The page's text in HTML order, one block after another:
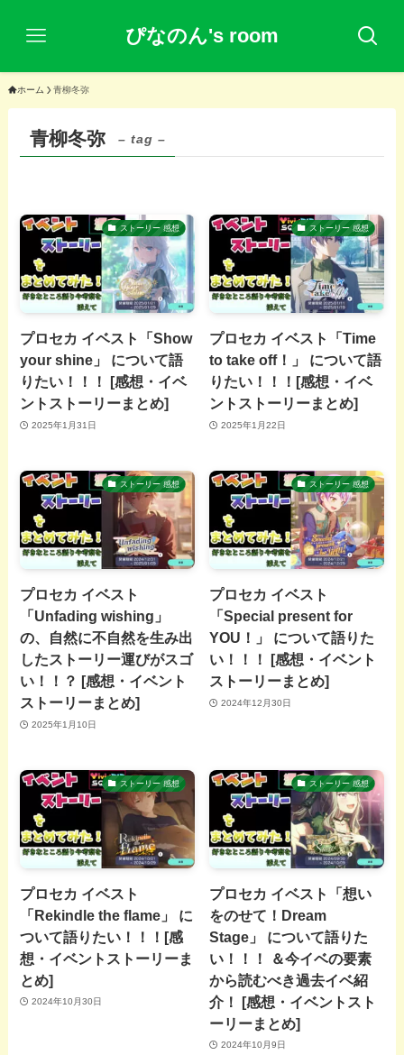
ぴなのん's room
ホーム 青柳冬弥
青柳冬弥 – tag –
ストーリー 感想
プロセカ イベスト「Show
your shine」 について語
りたい！！！ [感想・イベ
ントストーリーまとめ]
2025年1月31日
ストーリー 感想
プロセカ イベスト「Time
to take off！」 について語
りたい！！！[感想・イベ
ントストーリーまとめ]
2025年1月22日
ストーリー 感想
プロセカ イベスト
「Unfading wishing」
の、自然に不自然を生み出
したストーリー運びがスゴ
い！！？ [感想・イベント
ストーリーまとめ]
2025年1月10日
ストーリー 感想
プロセカ イベスト
「Special present for
YOU！」 について語りた
い！！！ [感想・イベント
ストーリーまとめ]
2024年12月30日
ストーリー 感想
プロセカ イベスト
「Rekindle the flame」 に
ついて語りたい！！！[感
想・イベントストーリーま
とめ]
2024年10月30日
ストーリー 感想
プロセカ イベスト「想い
をのせて！Dream
Stage」 について語りた
い！！！ ＆今イベの要素
から読むべき過去イベ紹
介！ [感想・イベントスト
ーリーまとめ]
2024年10月9日